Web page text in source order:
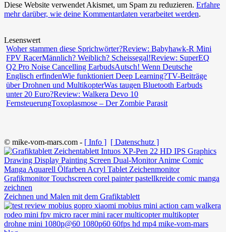
Diese Website verwendet Akismet, um Spam zu reduzieren. Erfahre
mehr darüber, wie deine Kommentardaten verarbeitet werden.
Lesenswert
Woher stammen diese Sprichwörter?Review: Babyhawk-R Mini
FPV RacerMännlich? Weiblich? Scheissegal!Review: SuperEQ
Q2 Pro Noise Cancelling EarbudsAutsch! Wenn Deutsche
Englisch erfindenWie funktioniert Deep Learning?TV-Beiträge
über Drohnen und MultikopterWas taugen Bluetooth Earbuds
unter 20 Euro?Review: Walkera Devo 10
FernsteuerungToxoplasmose – Der Zombie Parasit
© mike-vom-mars.com - [ Info ] [ Datenschutz ]
Zeichnen und Malen mit dem Grafiktablett